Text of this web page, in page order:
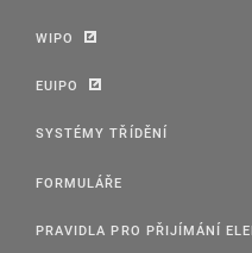
WIPO
EUIPO
SYSTÉMY TŘÍDĚNÍ
FORMULÁŘE
PRAVIDLA PRO PŘIJÍMÁNÍ